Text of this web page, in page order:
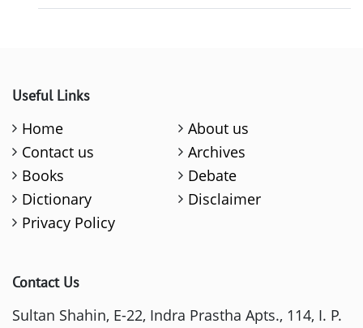
Useful Links
Home
About us
Contact us
Archives
Books
Debate
Dictionary
Disclaimer
Privacy Policy
Contact Us
Sultan Shahin, E-22, Indra Prastha Apts., 114, I. P.